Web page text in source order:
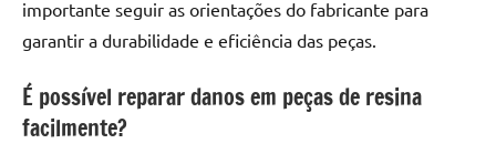
importante seguir as orientações do fabricante para
garantir a durabilidade e eficiência das peças.
É possível reparar danos em peças de resina
facilmente?